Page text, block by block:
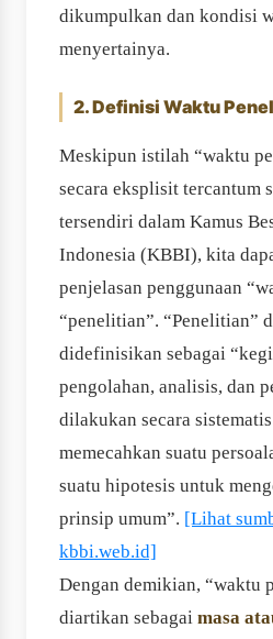
dikumpulkan dan kondisi
menyertainya.
2. Definisi Waktu
Meskipun istilah “waktu
secara eksplisit tercantum
tersendiri dalam Kamus
Indonesia (KBBI), kita
penjelasan penggunaan
“penelitian”. “Penelitian”
didefinisikan sebagai
pengolahan, analisis, dan
dilakukan secara
memecahkan suatu
suatu hipotesis untuk
prinsip umum”. [Lihat
kbbi.web.id]
Dengan demikian, “waktu
diartikan sebagai masa